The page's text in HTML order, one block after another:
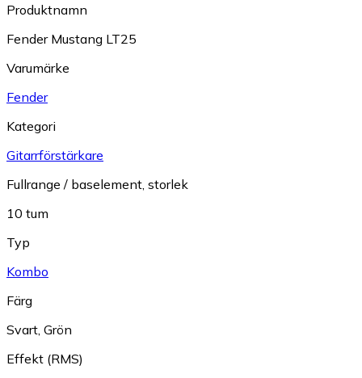
Produktnamn
Fender Mustang LT25
Varumärke
Fender
Kategori
Gitarrförstärkare
Fullrange / baselement, storlek
10 tum
Typ
Kombo
Färg
Svart Grön
Effekt (RMS)